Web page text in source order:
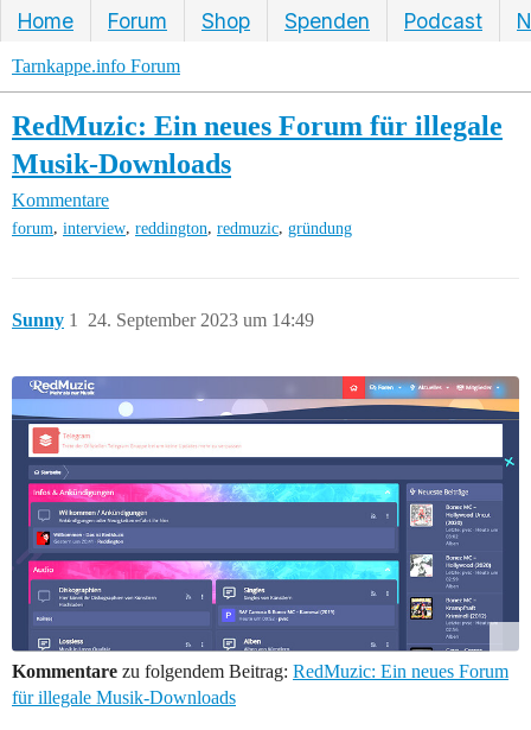
Home Forum Shop Spenden Podcast
Tarnkappe.info Forum
RedMuzic: Ein neues Forum für illegale
Musik-Downloads
Kommentare
forum interview reddington redmuzic gründung
Sunny 24. September 2023 um 14:49
1
Kommentare zu folgendem Beitrag: RedMuzic: Ein neues Forum
für illegale Musik-Downloads